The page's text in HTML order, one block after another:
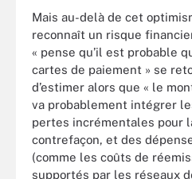
Mais au-delà de cet
reconnaît un risque
« pense qu’il est probable
cartes de paiement » se
d’estimer alors que « le
va probablement intégrer
pertes incrémentales pour
contrefaçon, et des
(comme les coûts de
supportés par les réseaux